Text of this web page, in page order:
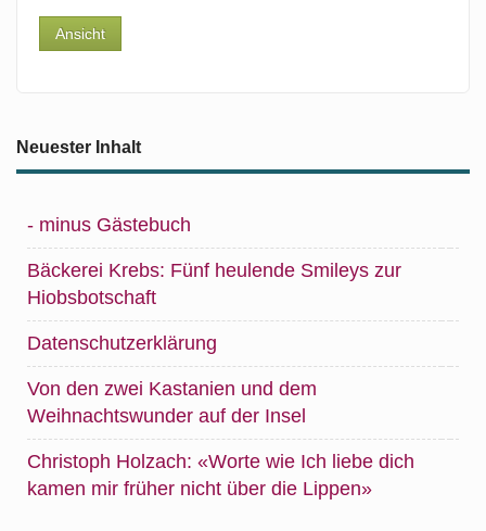
Ansicht
Neuester Inhalt
- minus Gästebuch
Bäckerei Krebs: Fünf heulende Smileys zur
Hiobsbotschaft
Datenschutzerklärung
Von den zwei Kastanien und dem
Weihnachtswunder auf der Insel
Christoph Holzach: «Worte wie Ich liebe dich
kamen mir früher nicht über die Lippen»